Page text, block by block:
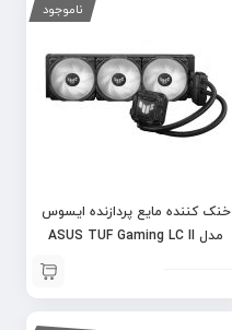
ناموجود
خنک کننده مایع پردازنده ایسوس
مدل ASUS TUF Gaming LC II